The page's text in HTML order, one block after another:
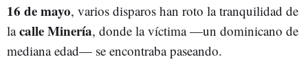
16 de mayo, varios disparos han roto la tranquilidad de
lacalle Minería, donde la víctima —un dominicano de
mediana edad— se encontraba paseando.